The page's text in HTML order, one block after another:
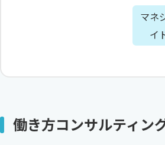
マネ
イ
働き方コンサルティン